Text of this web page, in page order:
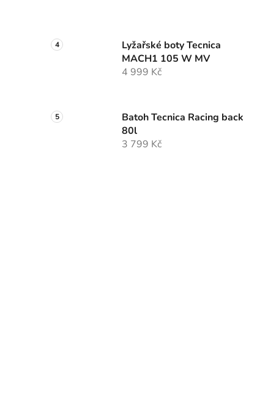
Lyžařské boty Tecnica
MACH1 105 W MV
4 999 Kč
Batoh Tecnica Racing back
80l
3 799 Kč